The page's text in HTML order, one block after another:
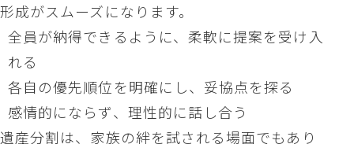
形成がスムーズになります。
全員が納得できるように、柔軟に提案を受け入
れる
各自の優先順位を明確にし、妥協点を探る
感情的にならず、理性的に話し合う
遺産分割は、家族の絆を試される場面でもあり